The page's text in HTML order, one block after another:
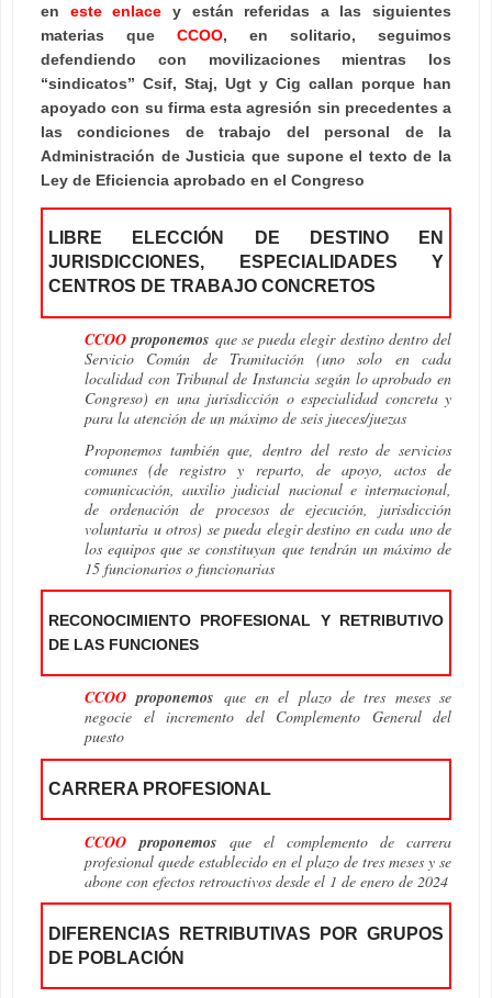
en este enlace y están referidas a las siguientes
materias que CCOO, en solitario, seguimos
defendiendo con movilizaciones mientras los
“sindicatos” Csif, Staj, Ugt y Cig callan porque han
apoyado con su firma esta agresión sin precedentes a
las condiciones de trabajo del personal de la
Administración de Justicia que supone el texto de la
Ley de Eficiencia aprobado en el Congreso
LIBRE ELECCIÓN DE DESTINO EN
JURISDICCIONES, ESPECIALIDADES Y
CENTROS DE TRABAJO CONCRETOS
CCOO proponemos que se pueda elegir destino dentro del
Servicio Común de Tramitación (uno solo en cada
localidad con Tribunal de Instancia según lo aprobado en
Congreso) en una jurisdicción o especialidad concreta y
para la atención de un máximo de seis jueces/juezas
Proponemos también que, dentro del resto de servicios
comunes (de registro y reparto, de apoyo, actos de
comunicación, auxilio judicial nacional e internacional,
de ordenación de procesos de ejecución, jurisdicción
voluntaria u otros) se pueda elegir destino en cada uno de
los equipos que se constituyan que tendrán un máximo de
15 funcionarios o funcionarias
RECONOCIMIENTO PROFESIONAL Y RETRIBUTIVO
DE LAS FUNCIONES
CCOO proponemos que en el plazo de tres meses se
negocie el incremento del Complemento General del
puesto
CARRERA PROFESIONAL
CCOO proponemos que el complemento de carrera
profesional quede establecido en el plazo de tres meses y se
abone con efectos retroactivos desde el 1 de enero de 2024
DIFERENCIAS RETRIBUTIVAS POR GRUPOS
DE POBLACIÓN